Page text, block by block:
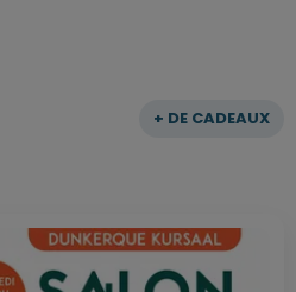
+ DE CADEAUX